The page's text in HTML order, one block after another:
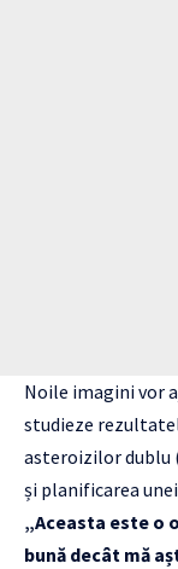
Noile imagini vor
studieze
asteroizilor dublu
și planificarea
„Aceasta este o
bună decât mă